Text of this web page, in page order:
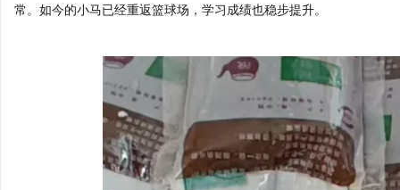
常。如今的小马已经重返篮球场，学习成绩也稳步提升。